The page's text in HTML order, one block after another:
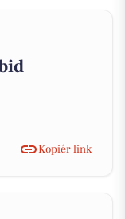
Kopiér link